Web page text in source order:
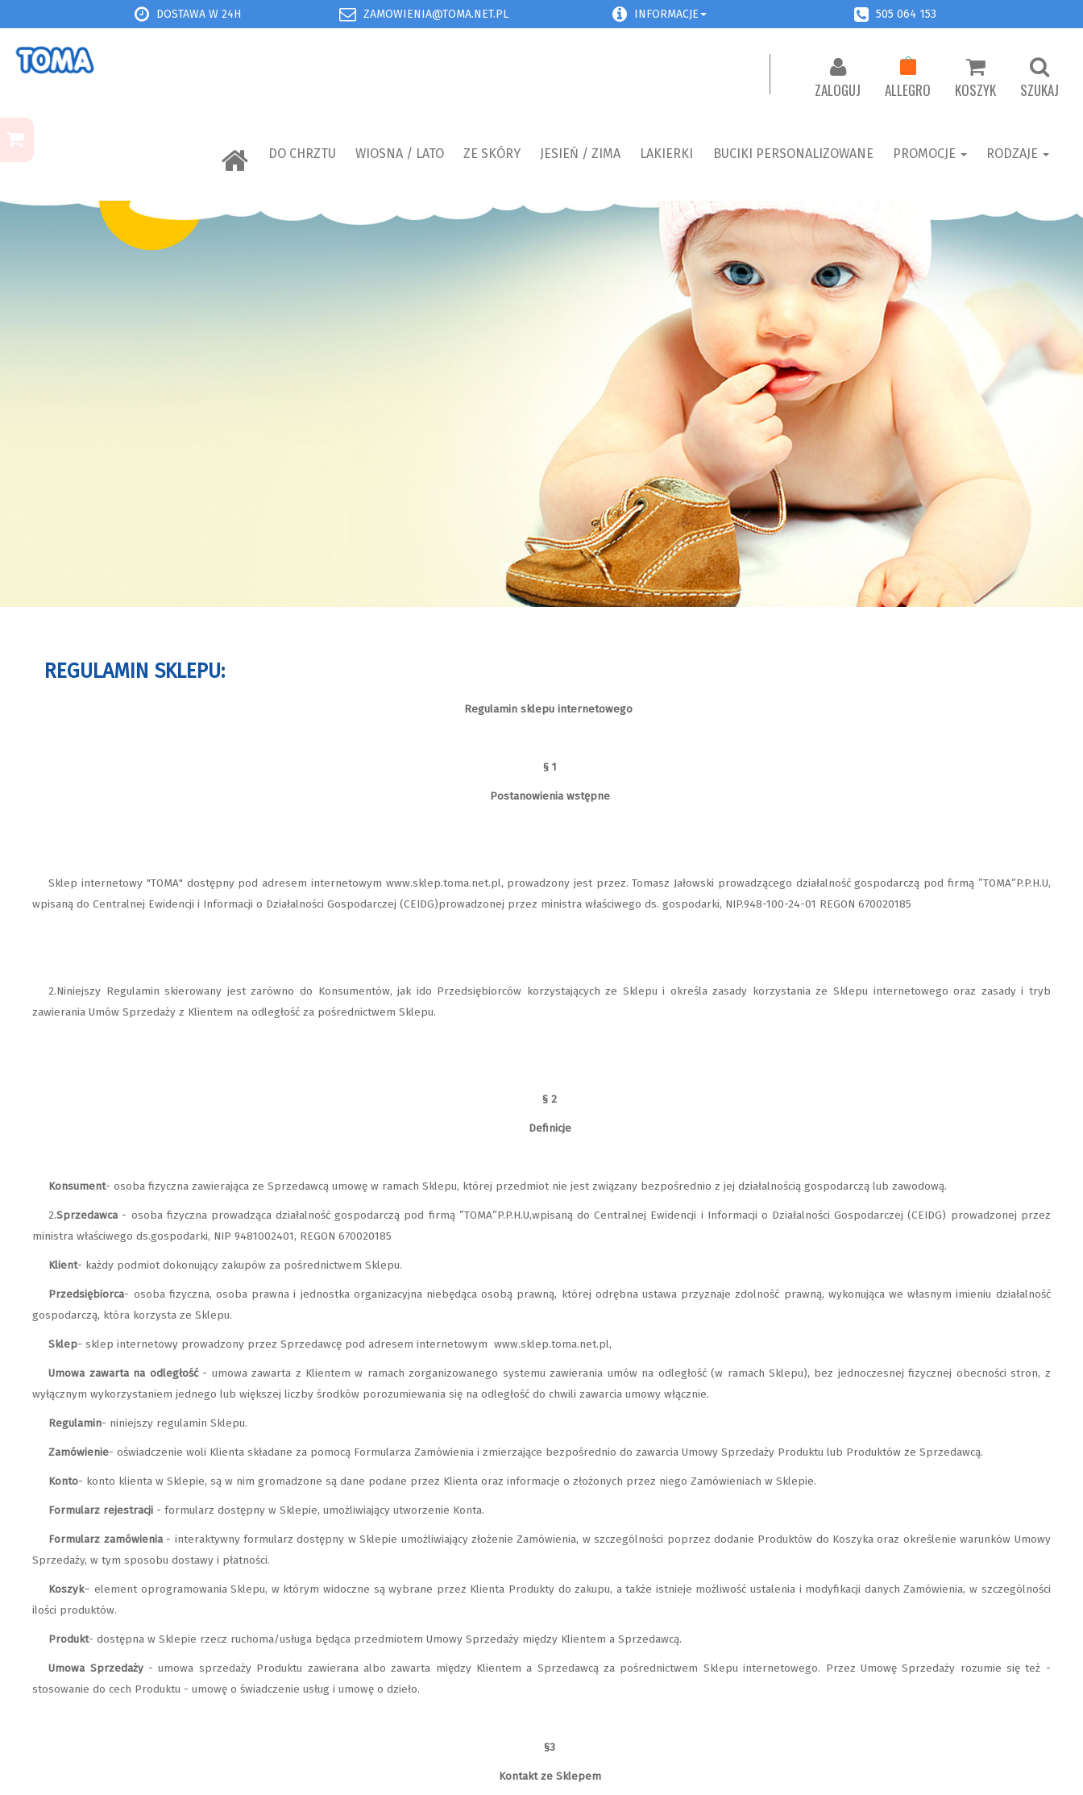
DOSTAWA W 24H ZAMOWIENIA@TOMA.NET.PL INFORMACJE 505 064 153
ZALOGUJ ALLEGRO KOSZYK SZUKAJ
DO CHRZTU WIOSNA / LATO ZE SKÓRY JESIEŃ / ZIMA LAKIERKI BUCIKI PERSONALIZOWANE PROMOCJE RODZAJE
REGULAMIN SKLEPU
Regulamin sklepu internetowego
§ 1
Postanowienia wstępne
Sklep internetowy "TOMA" dostępny pod adresem internetowym www.sklep.toma.net.pl, prowadzony jest przez. Tomasz Jałowski prowadzącego działalność gospodarczą pod firmą ”TOMA”P.P.H.U,
wpisaną do Centralnej Ewidencji i Informacji o Działalności Gospodarczej (CEIDG)prowadzonej przez ministra właściwego ds. gospodarki, NIP.948-100-24-01 REGON 670020185
2.Niniejszy Regulamin skierowany jest zarówno do Konsumentów, jak ido Przedsiębiorców korzystających ze Sklepu i określa zasady korzystania ze Sklepu internetowego oraz zasady i tryb
zawierania Umów Sprzedaży z Klientem na odległość za pośrednictwem Sklepu.
§ 2
Definicje
Konsument- osoba fizyczna zawierająca ze Sprzedawcą umowę w ramach Sklepu, której przedmiot nie jest związany bezpośrednio z jej działalnością gospodarczą lub zawodową.
2.Sprzedawca - osoba fizyczna prowadząca działalność gospodarczą pod firmą ”TOMA”P.P.H.U,wpisaną do Centralnej Ewidencji i Informacji o Działalności Gospodarczej (CEIDG) prowadzonej przez
ministra właściwego ds.gospodarki, NIP 9481002401, REGON 670020185
Klient- każdy podmiot dokonujący zakupów za pośrednictwem Sklepu.
Przedsiębiorca- osoba fizyczna, osoba prawna i jednostka organizacyjna niebędąca osobą prawną, której odrębna ustawa przyznaje zdolność prawną, wykonująca we własnym imieniu działalność
gospodarczą, która korzysta ze Sklepu.
Sklep- sklep internetowy prowadzony przez Sprzedawcę pod adresem internetowym www.sklep.toma.net.pl,
Umowa zawarta na odległość- umowa zawarta z Klientem w ramach zorganizowanego systemu zawierania umów na odległość (w ramach Sklepu), bez jednoczesnej fizycznej obecności stron, z
wyłącznym wykorzystaniem jednego lub większej liczby środków porozumiewania się na odległość do chwili zawarcia umowy włącznie.
Regulamin- niniejszy regulamin Sklepu.
Zamówienie- oświadczenie woli Klienta składane za pomocą Formularza Zamówienia i zmierzające bezpośrednio do zawarcia Umowy Sprzedaży Produktu lub Produktów ze Sprzedawcą.
Konto- konto klienta w Sklepie, są w nim gromadzone są dane podane przez Klienta oraz informacje o złożonych przez niego Zamówieniach w Sklepie.
Formularz rejestracji - formularz dostępny w Sklepie, umożliwiający utworzenie Konta.
Formularz zamówienia- interaktywny formularz dostępny w Sklepie umożliwiający złożenie Zamówienia, w szczególności poprzez dodanie Produktów do Koszyka oraz określenie warunków Umowy
Sprzedaży, w tym sposobu dostawy i płatności.
Koszyk– element oprogramowania Sklepu, w którym widoczne są wybrane przez Klienta Produkty do zakupu, a także istnieje możliwość ustalenia i modyfikacji danych Zamówienia, w szczególności
ilości produktów.
Produkt- dostępna w Sklepie rzecz ruchoma/usługa będąca przedmiotem Umowy Sprzedaży między Klientem a Sprzedawcą.
Umowa Sprzedaży- umowa sprzedaży Produktu zawierana albo zawarta między Klientem a Sprzedawcą za pośrednictwem Sklepu internetowego. Przez Umowę Sprzedaży rozumie się też -
stosowanie do cech Produktu - umowę o świadczenie usług i umowę o dzieło.
§3
Kontakt ze Sklepem